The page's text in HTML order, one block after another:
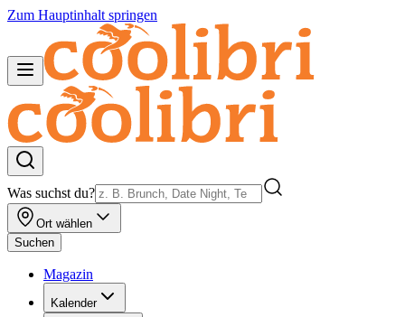
Zum Hauptinhalt springen
Was suchst du?
Ort wählen
Suchen
Magazin
Kalender